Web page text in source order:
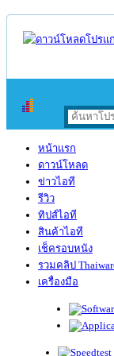
หน้าแรก
ดาวน์โหลด
ข่าวไอที
รีวิว
ทิปส์ไอที
สินค้าไอที
เช็ครอบหนัง
รวมคลิป
เครื่องมือ